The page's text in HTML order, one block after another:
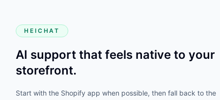
HEICHAT
AI support that feels native to your
storefront.
Start with the Shopify app when possible, then fall back to the